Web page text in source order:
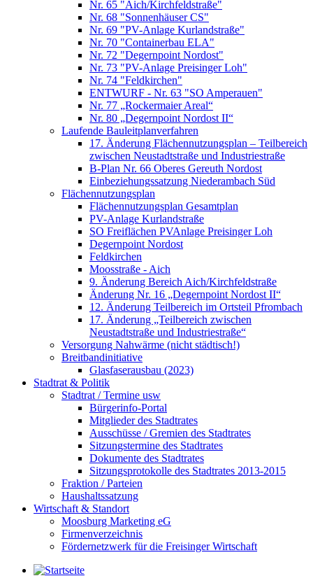
Nr. 65 "Aich/Kirchfeldstraße"
Nr. 68 "Sonnenhäuser CS"
Nr. 69 "PV-Anlage Kurlandstraße"
Nr. 70 "Containerbau ELA"
Nr. 72 "Degernpoint Nordost"
Nr. 73 "PV-Anlage Preisinger Loh"
Nr. 74 "Feldkirchen"
ENTWURF - Nr. 63 "SO Amperauen"
Nr. 77 „Rockermaier Areal“
Nr. 80 „Degernpoint Nordost II“
Laufende Bauleitplanverfahren
17. Änderung Flächennutzungsplan – Teilbereich
zwischen Neustadtstraße und Industriestraße
B-Plan Nr. 66 Oberes Gereuth Nordost
Einbeziehungssatzung Niederambach Süd
Flächennutzungsplan
Flächennutzungsplan Gesamtplan
PV-Anlage Kurlandstraße
SO Freiflächen PV­Anlage Preisinger Loh
Degernpoint Nordost
Feldkirchen
Moosstraße - Aich
9. Änderung Bereich Aich/Kirchfeldstraße
Änderung Nr. 16 „Degernpoint Nordost II“
12. Änderung Teilbereich im Ortsteil Pfrombach
17. Änderung „Teilbereich zwischen
Neustadtstraße und Industriestraße“
Versorgung Nahwärme (nicht städtisch!)
Breitbandinitiative
Glasfaserausbau (2023)
Stadtrat & Politik
Stadtrat / Termine usw
Bürgerinfo-Portal
Mitglieder des Stadtrates
Ausschüsse / Gremien des Stadtrates
Sitzungstermine des Stadtrates
Dokumente des Stadtrates
Sitzungsprotokolle des Stadtrates 2013-2015
Fraktion / Parteien
Haushaltssatzung
Wirtschaft & Standort
Moosburg Marketing eG
Firmenverzeichnis
Fördernetzwerk für die Freisinger Wirtschaft